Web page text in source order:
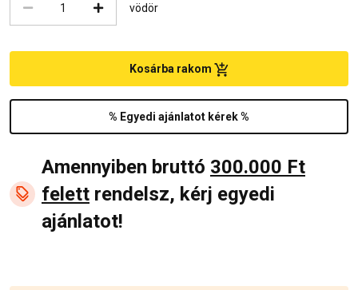
vödör
% Egyedi ajánlatot kérek %
Kosárba rakom
Amennyiben bruttó 300.000 Ft
felett rendelsz, kérj egyedi
ajánlatot!